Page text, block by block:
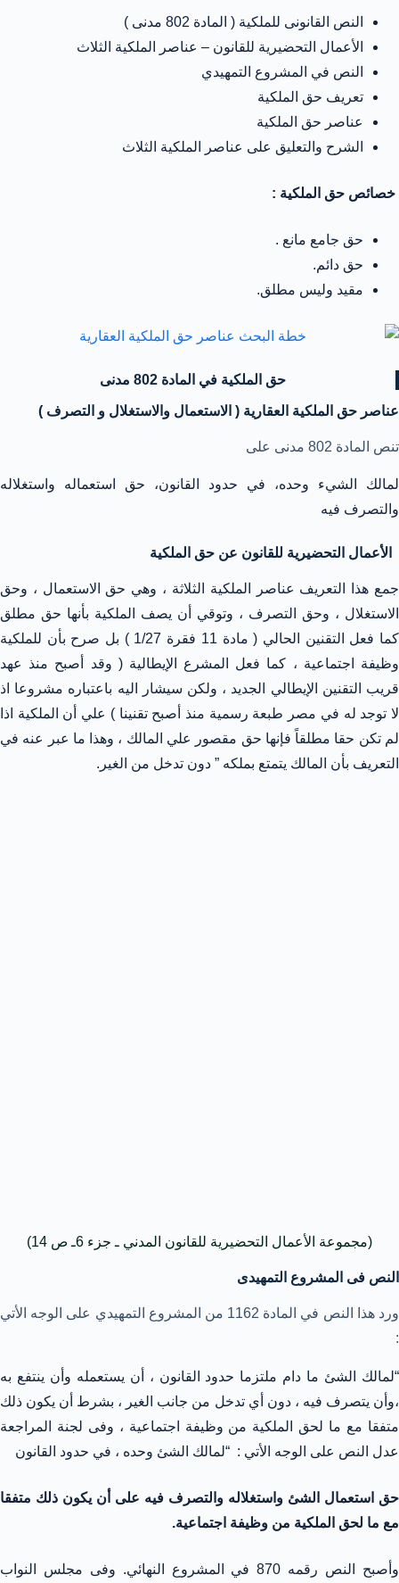
النص القانونى للملكية ( المادة 802 مدنى )
الأعمال التحضيرية للقانون – عناصر الملكية الثلاث
النص في المشروع التمهيدي
تعريف حق الملكية
عناصر حق الملكية
الشرح والتعليق على عناصر الملكية الثلاث
خصائص حق الملكية :
حق جامع مانع .
حق دائم.
مقيد وليس مطلق.
حق الملكية في المادة 802 مدنى
عناصر حق الملكية العقارية ( الاستعمال والاستغلال و التصرف )
تنص المادة 802 مدنى على
لمالك الشيء وحده، في حدود القانون، حق استعماله واستغلاله
والتصرف فيه
الأعمال التحضيرية للقانون عن حق الملكية
جمع هذا التعريف عناصر الملكية الثلاثة ، وهي حق الاستعمال ، وحق
الاستغلال ، وحق التصرف ، وتوقي أن يصف الملكية بأنها حق مطلق
كما فعل التقنين الحالي ( مادة 11 فقرة 1/27 ) بل صرح بأن للملكية
وظيفة اجتماعية ، كما فعل المشرع الإيطالية ( وقد أصبح منذ عهد
قريب التقنين الإيطالي الجديد ، ولكن سيشار اليه باعتباره مشروعا اذ
لا توجد له في مصر طبعة رسمية منذ أصبح تقنينا ) علي أن الملكية اذا
لم تكن حقا مطلقاً فإنها حق مقصور علي المالك ، وهذا ما عبر عنه في
التعريف بأن المالك يتمتع بملكه ” دون تدخل من الغير.
(مجموعة الأعمال التحضيرية للقانون المدني ـ جزء 6ـ ص 14)
النص فى المشروع التمهيدى
ورد هذا النص في المادة 1162 من المشروع التمهيدي على الوجه الأتي
:
“لمالك الشئ ما دام ملتزما حدود القانون ، أن يستعمله وأن ينتفع به
،وأن يتصرف فيه ، دون أي تدخل من جانب الغير ، بشرط أن يكون ذلك
متفقا مع ما لحق الملكية من وظيفة اجتماعية ، وفى لجنة المراجعة
عدل النص على الوجه الأتي : “لمالك الشئ وحده ، في حدود القانون
حق استعمال الشئ واستغلاله والتصرف فيه على أن يكون ذلك متفقا
مع ما لحق الملكية من وظيفة اجتماعية.
وأصبح النص رقمه 870 في المشروع النهائي. وفى مجلس النواب